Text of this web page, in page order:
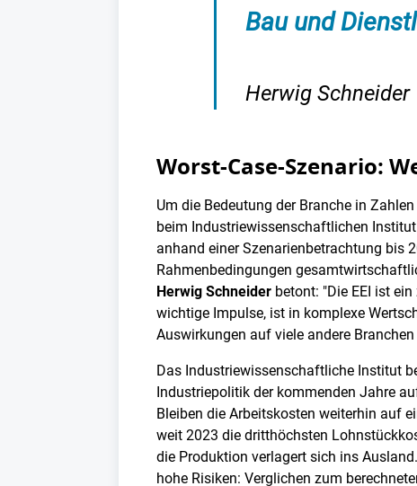
Bau und
Herwig Schneider
Worst-Case-Szenario:
Um die Bedeutung der Branche in
beim Industriewissenschaftlichen
anhand einer Szenarienbetrachtung bis
Rahmenbedingungen
Herwig Schneider betont: "Die EEI ist
wichtige Impulse, ist in komplexe
Auswirkungen auf viele andere
Das Industriewissenschaftliche Institut
Industriepolitik der kommenden Jahre
Bleiben die Arbeitskosten weiterhin auf
weit 2023 die dritthöchsten
die Produktion verlagert sich ins
hohe Risiken: Verglichen zum